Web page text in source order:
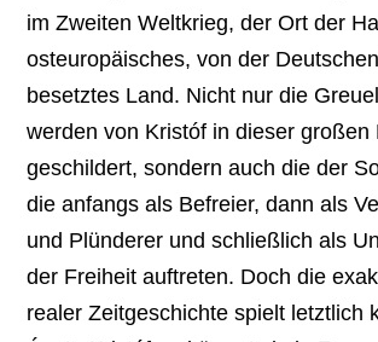
im Zweiten Weltkrieg, der Ort der
osteuropäisches, von der
besetztes Land. Nicht nur die
werden von Kristóf in dieser großen
geschildert, sondern auch die der
die anfangs als Befreier, dann als
und Plünderer und schließlich als
der Freiheit auftreten. Doch die
realer Zeitgeschichte spielt letztlich